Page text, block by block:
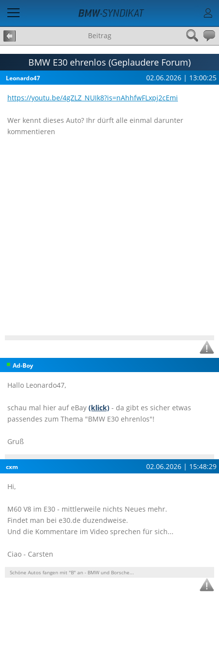
Beitrag
BMW E30 ehrenlos (Geplaudere Forum)
Leonardo47 02.06.2026 | 13:00:25
https://youtu.be/4gZLZ_NUIk8?is=nAhhfwFLxpj2cEmi
Wer kennt dieses Auto? Ihr dürft alle einmal darunter
kommentieren
Ad-Boy
Hallo Leonardo47,
schau mal hier auf eBay (klick) - da gibt es sicher etwas
passendes zum Thema "BMW E30 ehrenlos"!
Gruß
cxm 02.06.2026 | 15:48:29
Hi,
M60 V8 im E30 - mittlerweile nichts Neues mehr.
Findet man bei e30.de duzendweise.
Und die Kommentare im Video sprechen für sich...
Ciao - Carsten
Schöne Autos fangen mit "B" an - BMW und Borsche...